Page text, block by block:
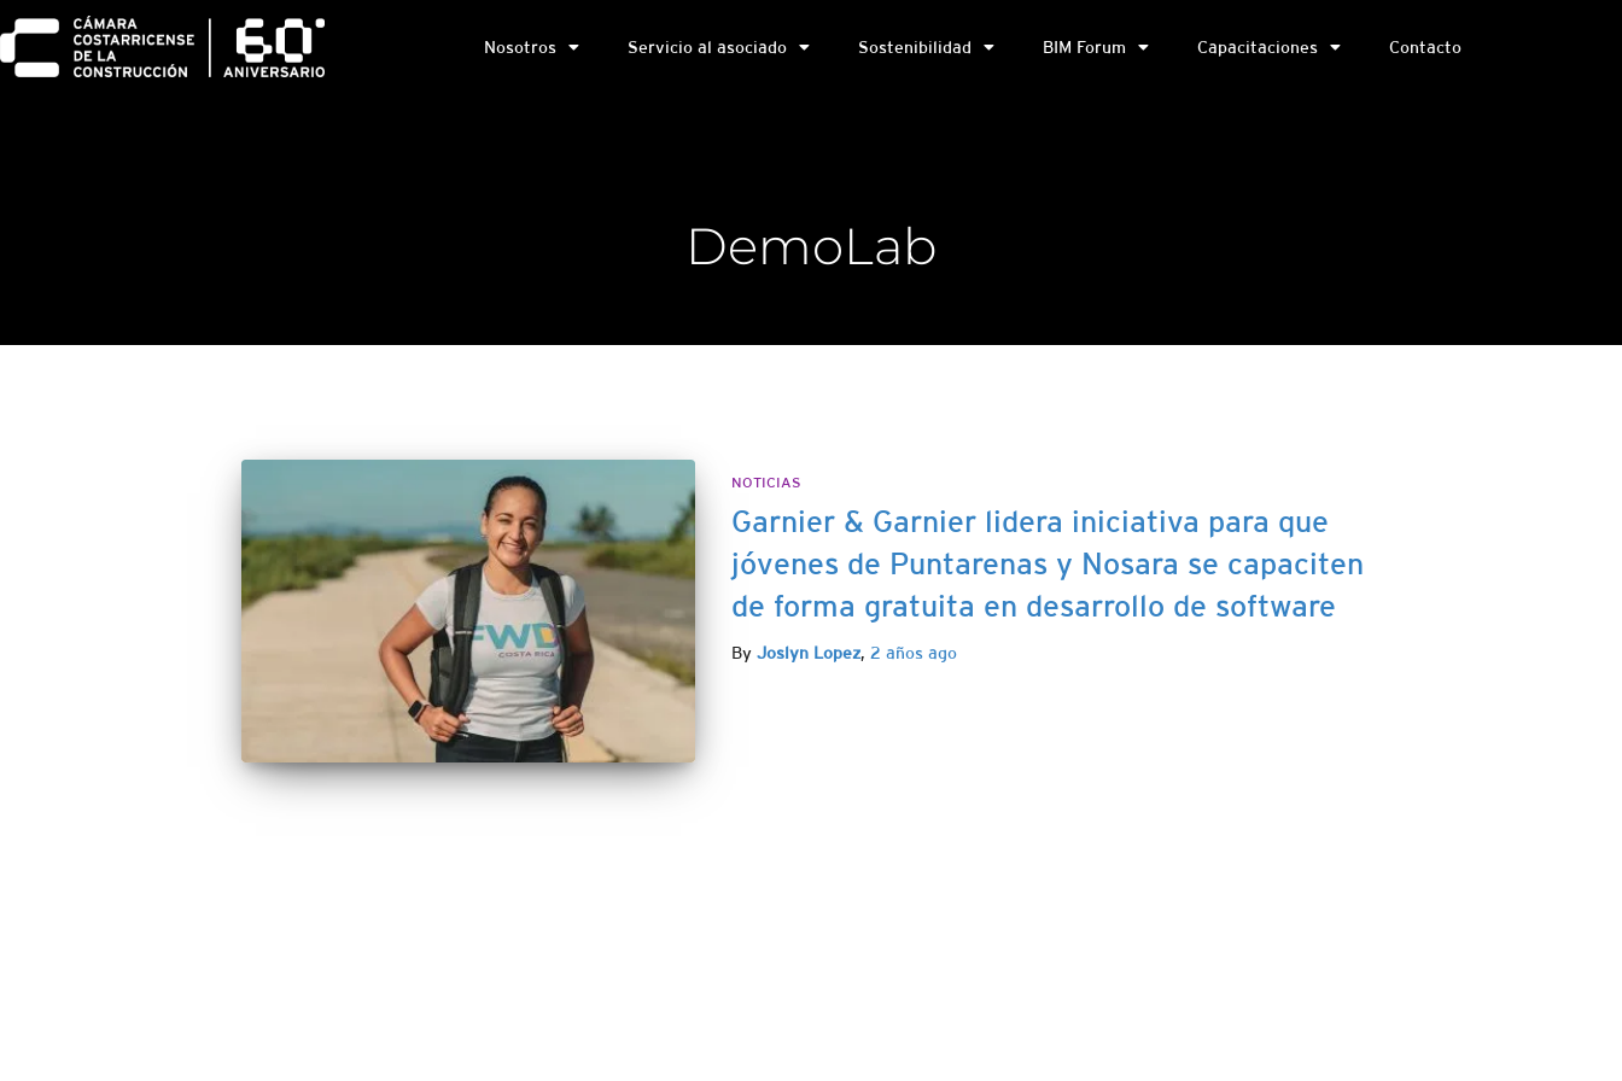
Nosotros Servicio al asociado Sostenibilidad BIM Forum Capacitaciones Contacto
DemoLab
NOTICIAS
Garnier & Garnier lidera iniciativa para que
jóvenes de Puntarenas y Nosara se capaciten
de forma gratuita en desarrollo de software
By Joslyn Lopez, 2 añosago